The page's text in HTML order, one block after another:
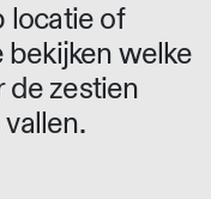
locatie of
welke
de zestien